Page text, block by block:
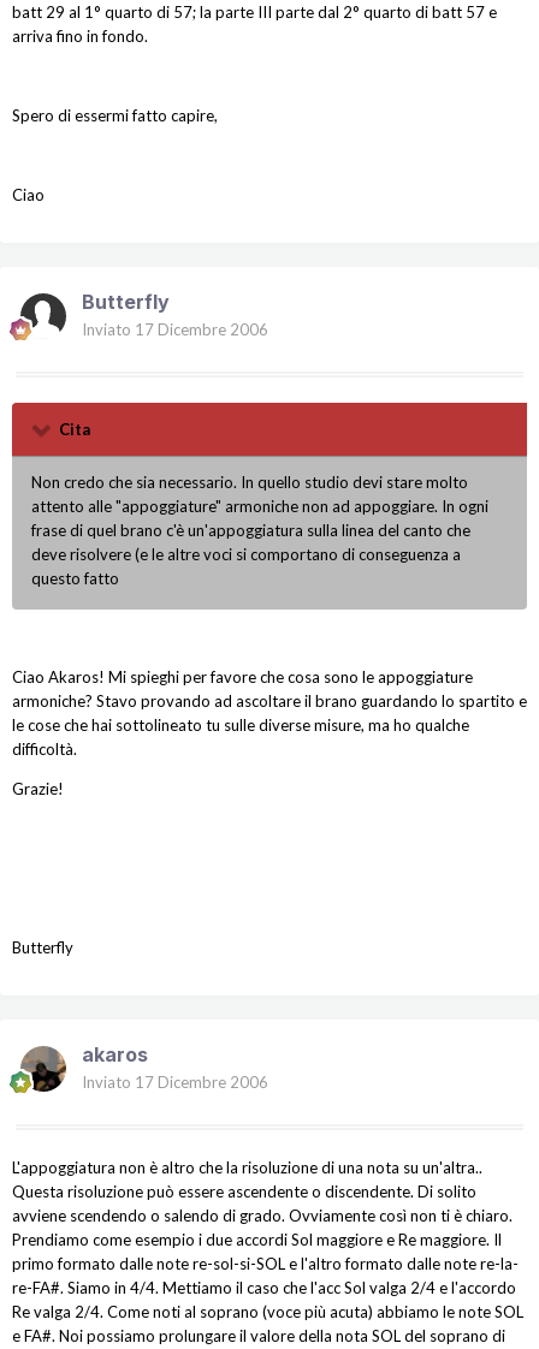
batt 29 al 1° quarto di 57; la parte III parte dal 2° quarto di batt 57 e
arriva fino in fondo.
Spero di essermi fatto capire,
Ciao
Butterfly
Inviato 17 Dicembre 2006
Cita
Non credo che sia necessario. In quello studio devi stare molto
attento alle "appoggiature" armoniche non ad appoggiare. In ogni
frase di quel brano c'è un'appoggiatura sulla linea del canto che
deve risolvere (e le altre voci si comportano di conseguenza a
questo fatto
Ciao Akaros! Mi spieghi per favore che cosa sono le appoggiature
armoniche? Stavo provando ad ascoltare il brano guardando lo spartito e
le cose che hai sottolineato tu sulle diverse misure, ma ho qualche
difficoltà.
Grazie!
Butterfly
akaros
Inviato 17 Dicembre 2006
L'appoggiatura non è altro che la risoluzione di una nota su un'altra..
Questa risoluzione può essere ascendente o discendente. Di solito
avviene scendendo o salendo di grado. Ovviamente così non ti è chiaro.
Prendiamo come esempio i due accordi Sol maggiore e Re maggiore. Il
primo formato dalle note re-sol-si-SOL e l'altro formato dalle note re-la-
re-FA#. Siamo in 4/4. Mettiamo il caso che l'acc Sol valga 2/4 e l'accordo
Re valga 2/4. Come noti al soprano (voce più acuta) abbiamo le note SOL
e FA#. Noi possiamo prolungare il valore della nota SOL del soprano di